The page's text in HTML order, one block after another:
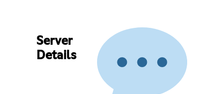
Server
Details